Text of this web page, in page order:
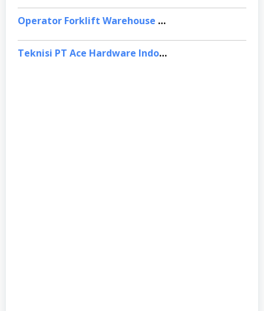
Operator Forklift Warehouse PT Lotte Indonesia, Cikarang
Teknisi PT Ace Hardware Indonesia, Semarang